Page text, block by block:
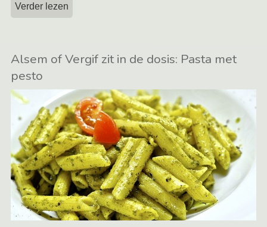
Verder lezen
Alsem of Vergif zit in de dosis: Pasta met
pesto